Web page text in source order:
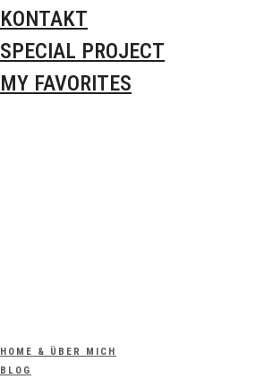
KONTAKT
SPECIAL PROJECT
MY FAVORITES
HOME & ÜBER MICH
BLOG